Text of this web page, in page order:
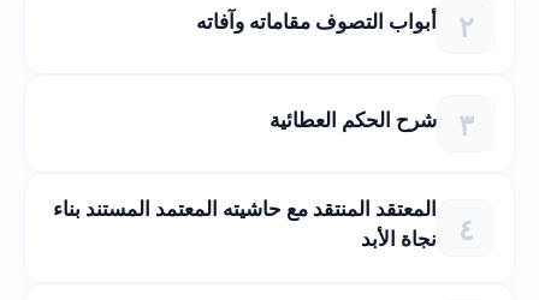
أبواب التصوف مقاماته وآفاته
شرح الحكم العطائية
المعتقد المنتقد مع حاشيته المعتمد المستند بناء
نجاة الأبد